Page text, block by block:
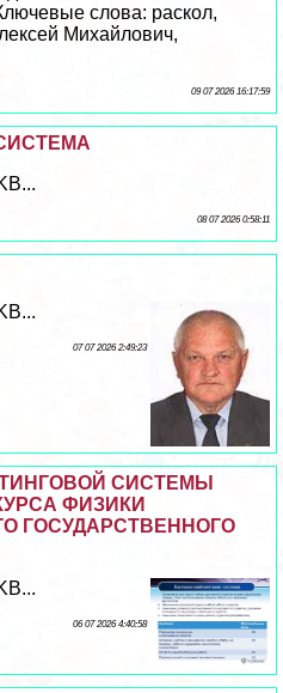
слова: раскол,
Михайлович,
09 07 2026 16:17:59
08 07 2026 0:58:11
07 07 2026 2:49:23
СИСТЕМЫ
ФИЗИКИ
ГОСУДАРСТВЕННОГО
06 07 2026 4:40:58